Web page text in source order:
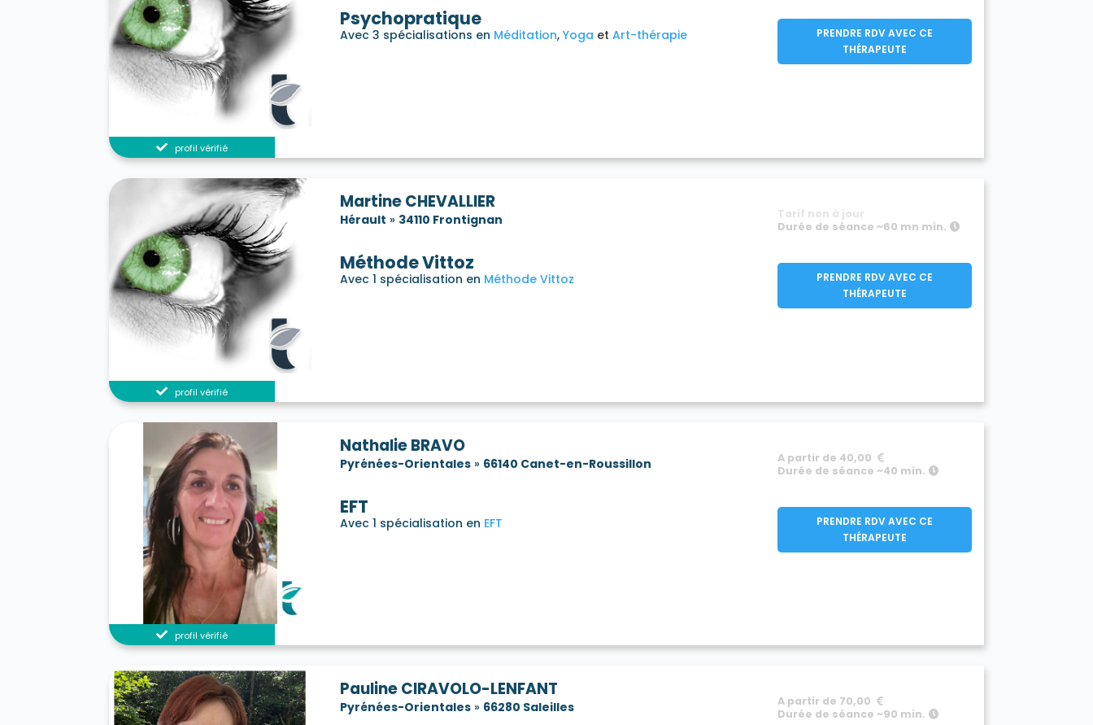
profil vérifié
Psychopratique
Avec 3 spécialisations en Méditation Yoga Art-thérapie
PRENDRE RDV AVEC CE
THÉRAPEUTE
profil vérifié
Martine CHEVALLIER
Hérault » 34110 Frontignan
Méthode Vittoz
Avec 1 spécialisation en Méthode Vittoz
Tarif non à jour
Durée de séance ~60 mn min.
PRENDRE RDV AVEC CE
THÉRAPEUTE
profil vérifié
Nathalie BRAVO
Pyrénées-Orientales » 66140 Canet-en-Roussillon
EFT
Avec 1 spécialisation en EFT
A partir de 40,00
Durée de séance ~40 min.
PRENDRE RDV AVEC CE
THÉRAPEUTE
Pauline CIRAVOLO-LENFANT
Pyrénées-Orientales » 66280 Saleilles
A partir de 70,00
Durée de séance ~90 min.